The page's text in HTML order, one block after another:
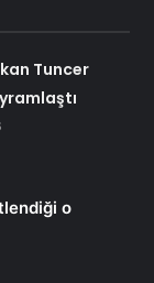
Tuncer
o